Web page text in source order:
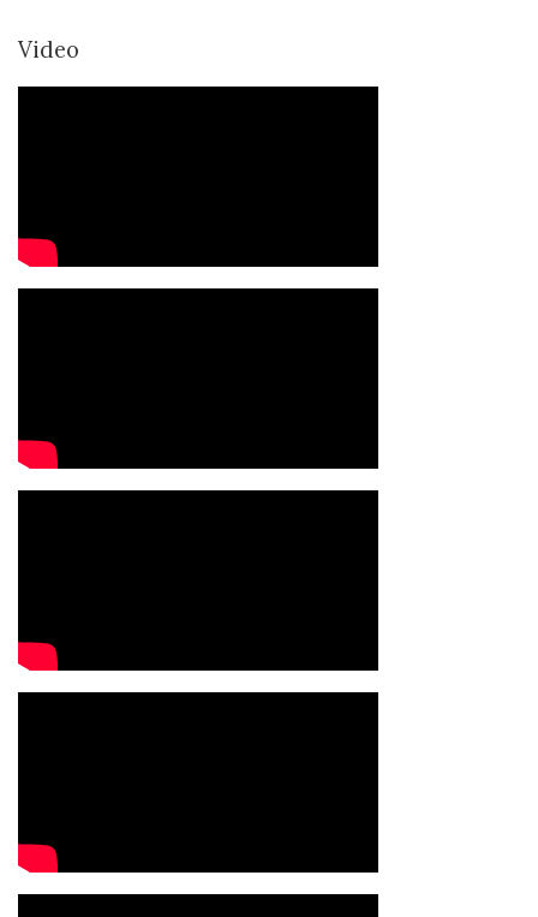
Video